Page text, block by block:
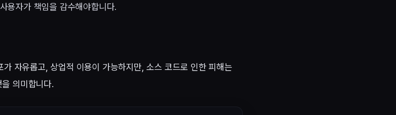
용자가 책임을 감수해야합니다.
자유롭고, 상업적 이용이 가능하지만, 소스 코드로 인한 피해는
의미합니다.